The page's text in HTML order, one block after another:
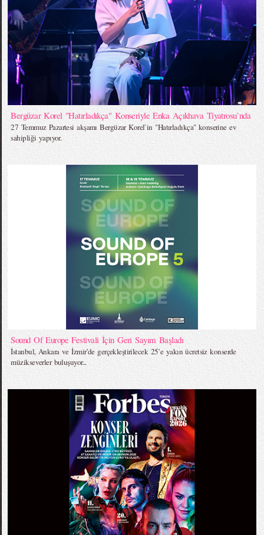
Bergüzar Korel "Hatırladıkça" Konseriyle Enka Açıkhava Tiyatrosu`nda
27 Temmuz Pazartesi akşamı Bergüzar Korel`in "Hatırladıkça" konserine ev
sahipliği yapıyor.
Sound Of Europe Festivali İçin Geri Sayım Başladı
İstanbul, Ankara ve İzmir’de gerçekleştirilecek 25’e yakın ücretsiz konserde
müzikseverler buluşuyor...